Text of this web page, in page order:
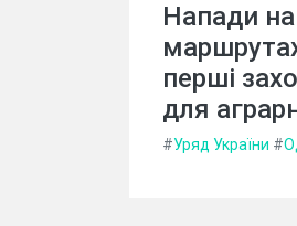
Напади
перші
для
#Уряд України #